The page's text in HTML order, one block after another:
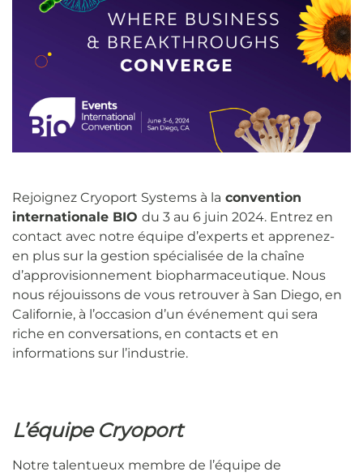
Rejoignez Cryoport Systems à la convention
internationale BIO du 3 au 6 juin 2024. Entrez en
contact avec notre équipe d’experts et apprenez-
en plus sur la gestion spécialisée de la chaîne
d’approvisionnement biopharmaceutique. Nous
nous réjouissons de vous retrouver à San Diego, en
Californie, à l’occasion d’un événement qui sera
riche en conversations, en contacts et en
informations sur l’industrie.
L’équipe Cryoport
Notre talentueux membre de l’équipe de